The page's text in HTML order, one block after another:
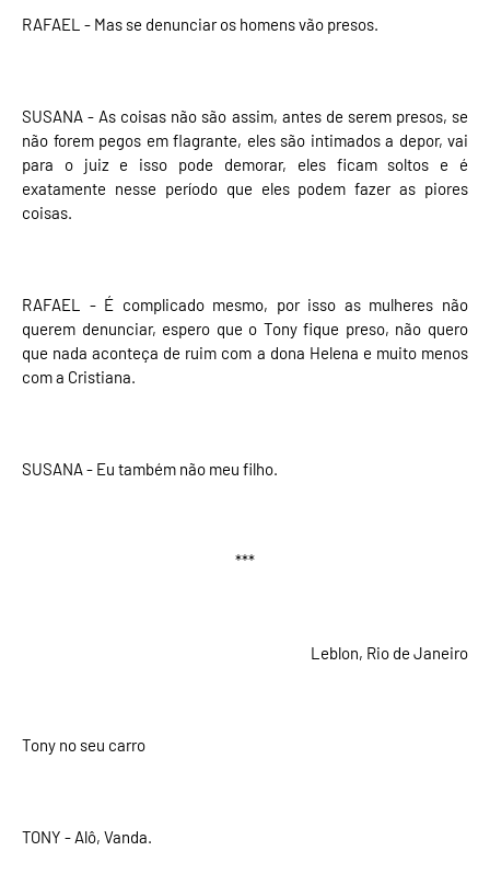
RAFAEL - Mas se denunciar os homens vão presos.
SUSANA - As coisas não são assim, antes de serem presos, se
não forem pegos em flagrante, eles são intimados a depor, vai
para o juiz e isso pode demorar, eles ficam soltos e é
exatamente nesse período que eles podem fazer as piores
coisas.
RAFAEL - É complicado mesmo, por isso as mulheres não
querem denunciar, espero que o Tony fique preso, não quero
que nada aconteça de ruim com a dona Helena e muito menos
com a Cristiana.
SUSANA - Eu também não meu filho.
***
Leblon, Rio de Janeiro
Tony no seu carro
TONY - Alô, Vanda.